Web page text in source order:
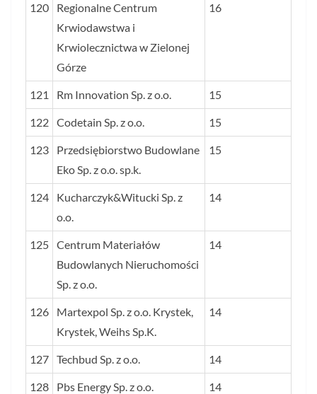
120
Regionalne Centrum
Krwiodawstwa i
Krwiolecznictwa w Zielonej
Górze
16
121 Rm Innovation Sp. z o.o. 15
122 Codetain Sp. z o.o. 15
123
Przedsiębiorstwo Budowlane
Eko Sp. z o.o. sp.k.
15
124
Kucharczyk&Witucki Sp. z
o.o.
14
125 Centrum Materiałów
Budowlanych Nieruchomości
Sp. z o.o.
14
126
Martexpol Sp. z o.o. Krystek,
Krystek, Weihs Sp.K.
14
127 Techbud Sp. z o.o. 14
128 Pbs Energy Sp. z o.o. 14